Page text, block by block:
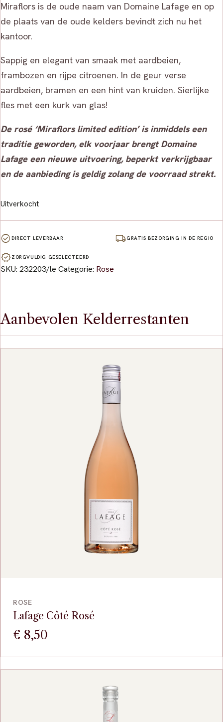
was:
€ 12,95.
is:
€ 11,95.
Miraflors is de oude naam van Domaine Lafage en op
de plaats van de oude kelders bevindt zich nu het
kantoor.
Sappig en elegant van smaak met aardbeien,
frambozen en rijpe citroenen. In de geur verse
aardbeien, bramen en een hint van kruiden. Sierlijke
fles met een kurk van glas!
De rosé ‘Miraflors limited edition’ is inmiddels een
traditie geworden, elk voorjaar brengt Domaine
Lafage een nieuwe uitvoering, beperkt verkrijgbaar
en de aanbieding is geldig zolang de voorraad strekt.
Uitverkocht
check_circle DIRECT LEVERBAAR local_shippingGRATIS BEZORGING IN DE REGIO
verifiedZORGVULDIG GESELECTEERD
SKU: 232203/le Categorie: Rose
Aanbevolen Kelderrestanten
ROSE
Lafage Côté Rosé
€ 8,50